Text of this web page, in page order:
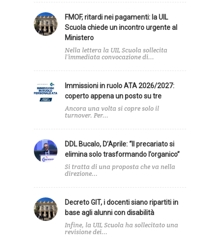
FMOF, ritardi nei pagamenti: la UIL
Scuola chiede un incontro urgente al
Ministero
Nella lettera la UIL Scuola sollecita
l’immediata convocazione di...
Immissioni in ruolo ATA 2026/2027:
coperto appena un posto su tre
Ancora una volta si copre solo il
turnover. Per...
DDL Bucalo, D’Aprile: “Il precariato si
elimina solo trasformando l’organico”
Si tratta di una proposta che va nella
direzione...
Decreto GIT, i docenti siano ripartiti in
base agli alunni con disabilità
Infine, la UIL Scuola ha sollecitato una
revisione dei...